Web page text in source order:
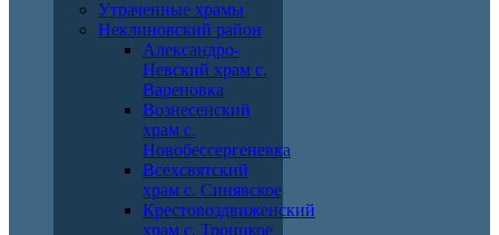
Утраченные храмы
Неклиновский район
Александро-
Невский храм с.
Вареновка
Вознесенский
храм с.
Новобессергеневка
Всехсвятский
храм с. Синявское
Крестовоздвиженский
храм с. Троицкое